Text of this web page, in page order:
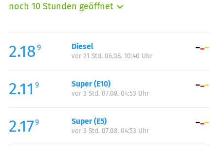
noch 10 Stunden geöffnet
Mittwoch:
06:00-20:30
Donnerstag:
Samstag:
07:00-20:30
Sonntag:
2.18 9 Diesel
vor 21 Std. 06.08. 10:40 Uhr
2.11 9 Super (E10)
vor 3 Std. 07.08. 04:53 Uhr
2.179 Super (E5)
vor 3 Std. 07.08. 04:53 Uhr